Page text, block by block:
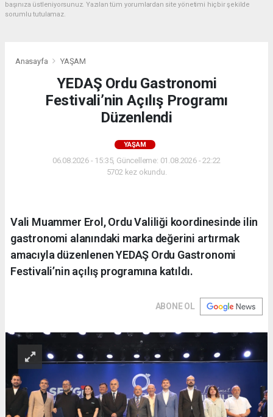
başınıza üstleniyorsunuz. Yazılan tüm yorumlardan site yönetimi hiçbir şekilde
sorumlu tutulamaz.
Anasayfa YAŞAM
YEDAŞ Ordu Gastronomi
Festivali’nin Açılış Programı
Düzenlendi
YAŞAM
06.08.2026 - 15:35, Güncelleme: 01.08.2026 - 22:22
5702 kez okundu.
Vali Muammer Erol, Ordu Valiliği koordinesinde ilin
gastronomi alanındaki marka değerini artırmak
amacıyla düzenlenen YEDAŞ Ordu Gastronomi
Festivali’nin açılış programına katıldı.
ABONE OL